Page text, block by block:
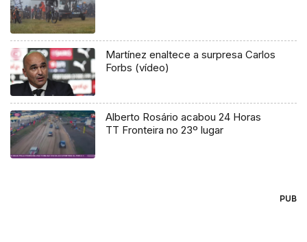
Martínez enaltece a surpresa Carlos
Forbs (vídeo)
Alberto Rosário acabou 24 Horas
TT Fronteira no 23º lugar
PUB